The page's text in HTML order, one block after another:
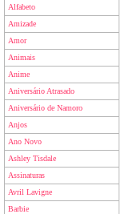
Alfabeto
Amizade
Amor
Animais
Anime
Aniversário Atrasado
Aniversário de Namoro
Anjos
Ano Novo
Ashley Tisdale
Assinaturas
Avril Lavigne
Barbie